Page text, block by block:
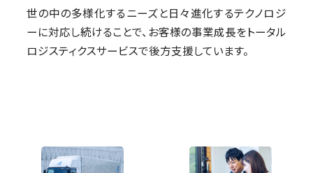
世の中の多様化するニーズと日々進化するテクノロジ
ーに対応し続けることで、 お客様の事業成長をトータル
ロジスティクスサービスで後方支援しています。